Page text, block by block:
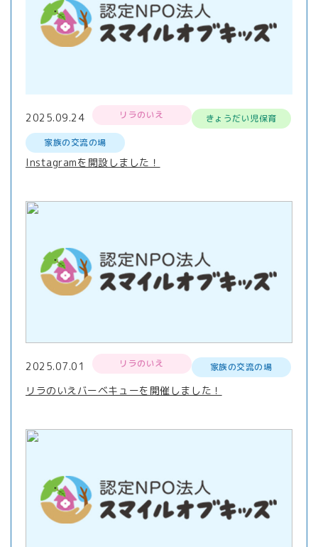
2025.09.24 リラのいえ
きょうだい児保育
家族の交流の場
Instagramを開設しました！
2025.07.01 リラのいえ 家族の交流の場
リラのいえバーベキューを開催しました！